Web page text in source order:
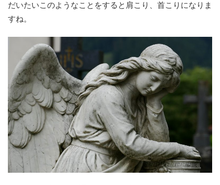
だいたいこのようなことをすると肩こり、首こりになりま
すね。